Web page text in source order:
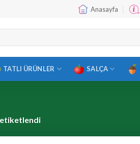
Anasayfa
TATLI ÜRÜNLER SALÇA
etiketlendi